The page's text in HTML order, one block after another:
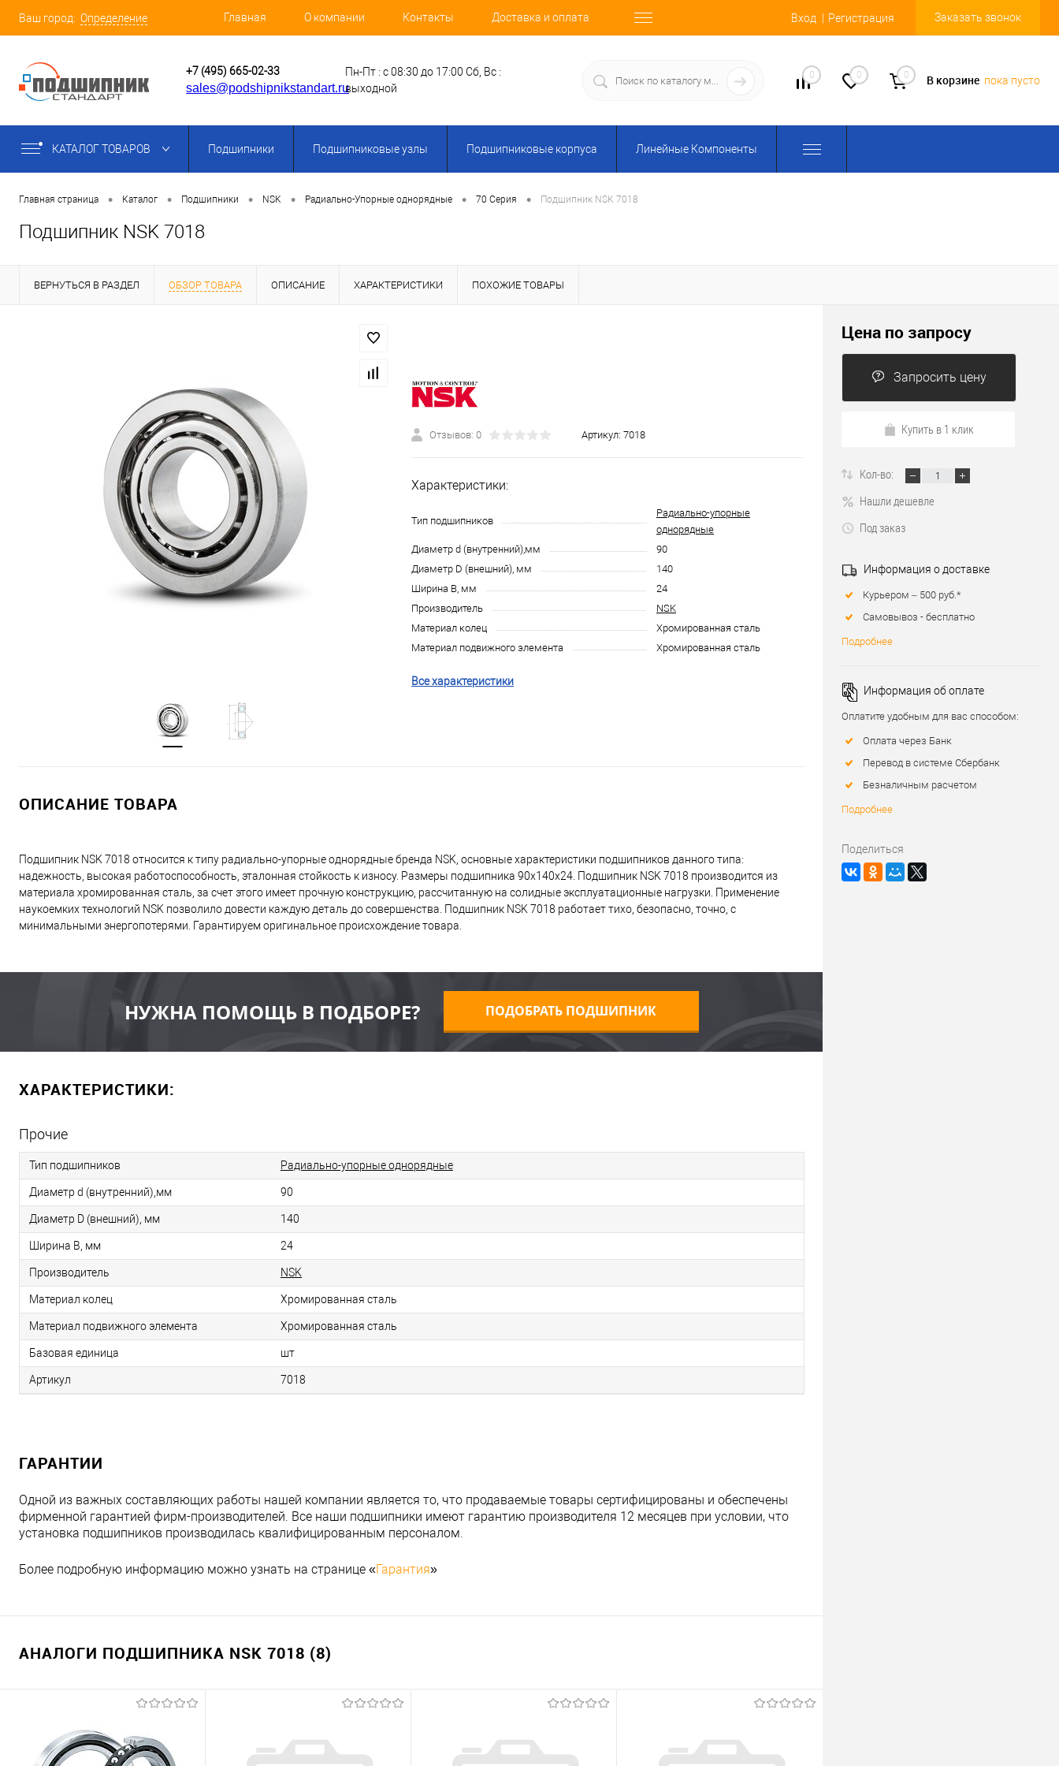
Ваш город: Определение Главная О компании Контакты Доставка и оплата Вход Регистрация Заказать звонок
+7 (495) 665-02-33
sales@podshipnikstandart.ru
Пн-Пт : с 08:30 до 17:00 Сб, Вс :
выходной
0 0 0 В корзине пока пусто
КАТАЛОГ ТОВАРОВ Подшипники Подшипниковые узлы Подшипниковые корпуса Линейные Компоненты
Главная страница • Каталог • Подшипники • NSK • Радиально-Упорные однорядные • 70 Серия • Подшипник NSK 7018
Подшипник NSK 7018
ВЕРНУТЬСЯ В РАЗДЕЛ ОБЗОР ТОВАРА ОПИСАНИЕ ХАРАКТЕРИСТИКИ ПОХОЖИЕ ТОВАРЫ
Отзывов: 0 Артикул: 7018
Характеристики:
Тип подшипников
Радиально-упорные
однорядные
Диаметр d (внутренний),мм
90
Диаметр D (внешний), мм
140
Ширина B, мм
24
Производитель
NSK
Материал колец
Хромированная сталь
Материал подвижного элемента
Хромированная сталь
Все характеристики
ОПИСАНИЕ ТОВАРА
Подшипник NSK 7018 относится к типу радиально-упорные однорядные бренда NSK, основные характеристики подшипников данного типа:
надежность, высокая работоспособность, эталонная стойкость к износу. Размеры подшипника 90x140x24. Подшипник NSK 7018 производится из
материала хромированная сталь, за счет этого имеет прочную конструкцию, рассчитанную на солидные эксплуатационные нагрузки. Применение
наукоемких технологий NSK позволило довести каждую деталь до совершенства. Подшипник NSK 7018 работает тихо, безопасно, точно, с
минимальными энергопотерями. Гарантируем оригинальное происхождение товара.
НУЖНА ПОМОЩЬ В ПОДБОРЕ? ПОДОБРАТЬ ПОДШИПНИК
ХАРАКТЕРИСТИКИ:
Прочие
Тип подшипников Радиально-упорные однорядные
Диаметр d (внутренний),мм 90
Диаметр D (внешний), мм 140
Ширина B, мм 24
Производитель NSK
Материал колец Хромированная сталь
Материал подвижного элемента Хромированная сталь
Базовая единица шт
Артикул 7018
ГАРАНТИИ
Одной из важных составляющих работы нашей компании является то, что продаваемые товары сертифицированы и обеспечены
фирменной гарантией фирм-производителей. Все наши подшипники имеют гарантию производителя 12 месяцев при условии, что
установка подшипников производилась квалифицированным персоналом.
Более подробную информацию можно узнать на странице «Гарантия»
АНАЛОГИ ПОДШИПНИКА NSK 7018 (8)
Цена по запросу
Запросить цену
Купить в 1 клик
Кол-во:
Нашли дешевле
Под заказ
Информация о доставке
Курьером – 500 руб.*
Самовывоз - бесплатно
Подробнее
Информация об оплате
Оплатите удобным для вас способом:
Оплата через Банк
Перевод в системе Сбербанк
Безналичным расчетом
Подробнее
Поделиться